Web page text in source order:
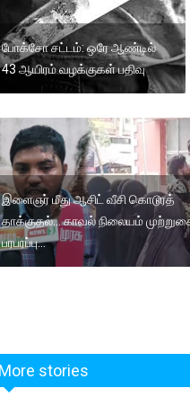
போக்சோ சட்டம்: ஒரே ஆண்டில்
43 ஆயிரம் வழக்குகள் பதிவு
இளைஞர் மீது ஆசிட் வீசி கொடூரத்
தாக்குதல்... காவல் நிலையம்
பரபரப்பு...
More stories